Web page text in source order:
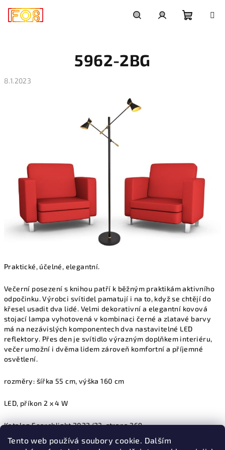
Tento web používá soubory cookie. Dalším
obsah
5962-2BG
8.1.2023
Praktické, účelné, elegantní.
Večerní posezení s knihou patří k běžným praktikám aktivního
odpočinku. Výrobci svítidel pamatují i na to, když se chtějí do
křesel usadit dva lidé. Velmi dekorativní a elegantní kovová
stojací lampa vyhotovená v kombinaci černé a zlatavé barvy
má na nezávislých komponentech dva nastavitelné LED
reflektory. Přes den je svítidlo výrazným doplňkem interiéru,
večer umožní i dvěma lidem zároveň komfortní a příjemné
osvětlení.
rozměry: šířka 55 cm, výška 160 cm
LED, příkon 2 x 4 W
Katalog Searchlight 2022/23, strana 369